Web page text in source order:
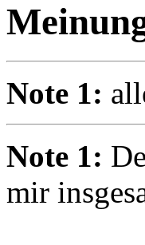
Note 1:
Note 1:
mir